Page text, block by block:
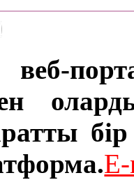
веб-
бір